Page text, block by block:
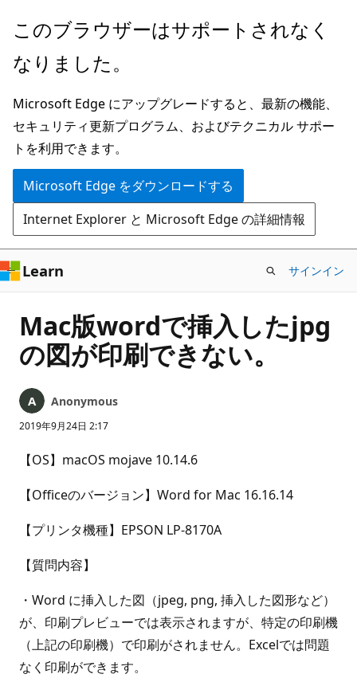
メ
ン
ン
テ
ン
ツ
に
ス
キ
ッ
プ
このブラウザーはサポートされなく
なりました。
Microsoft Edge にアップグレードすると、最新の機能、
セキュリティ更新プログラム、およびテクニカル サポー
トを利用できます。
Microsoft Edge をダウンロードする
Internet Explorer と Microsoft Edge の詳細情報
Learn サインイン
Mac版wordで挿入したjpg
の図が印刷できない。
Anonymous
2019年9月24日 2:17
【OS】macOS mojave 10.14.6
【Officeのバージョン】Word for Mac 16.16.14
【プリンタ機種】EPSON LP-8170A
【質問内容】
・Word に挿入した図（jpeg, png, 挿入した図形など）
が、印刷プレビューでは表示されますが、特定の印刷機
（上記の印刷機）で印刷がされません。Excelでは問題
なく印刷ができます。